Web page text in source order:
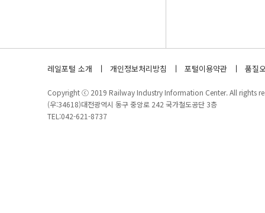
레일포털 소개 개인정보처리방침 포털이용약관 품질
Copyright ⓒ 2019 Railway Industry Information Center. All rights
(우:34618)대전광역시 동구 중앙로 242 국가철도공단 3층
TEL:042-621-8737